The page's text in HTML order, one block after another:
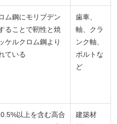
ム鋼にモリブデン
ることで靭性と焼
ケルクロム鋼より
ている
歯車、
軸、クラ
ンク軸、
ボルトな
ど
以上を含む高合
建築材